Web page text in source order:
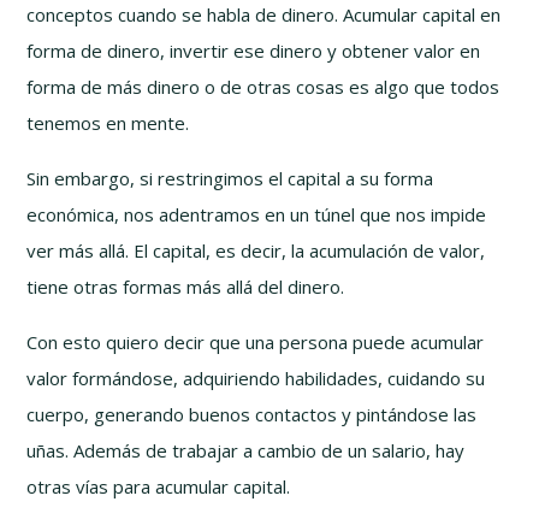
conceptos cuando se habla de dinero. Acumular capital en
forma de dinero, invertir ese dinero y obtener valor en
forma de más dinero o de otras cosas es algo que todos
tenemos en mente.
Sin embargo, si restringimos el capital a su forma
económica, nos adentramos en un túnel que nos impide
ver más allá. El capital, es decir, la acumulación de valor,
tiene otras formas más allá del dinero.
Con esto quiero decir que una persona puede acumular
valor formándose, adquiriendo habilidades, cuidando su
cuerpo, generando buenos contactos y pintándose las
uñas. Además de trabajar a cambio de un salario, hay
otras vías para acumular capital.